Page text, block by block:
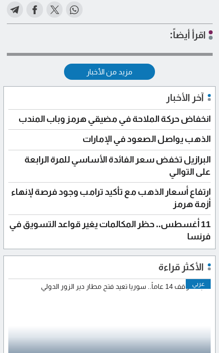
اقرأ أيضاً:
مزيد من الأخبار
آخر الأخبار
انخفاض حركة الملاحة في مضيقي هرمز وباب المندب
الذهب يواصل الصعود في الإمارات
البرازيل تخفض سعر الفائدة الأساسي للمرة الرابعة
على التوالي
ارتفاع أسعار الذهب مع تأكيد ترامب وجود فرصة لإنهاء
أزمة هرمز
11 أغسطس.. حظر المكالمات يغير قواعد التسويق في
فرنسا
الأكثر قراءة
عربي